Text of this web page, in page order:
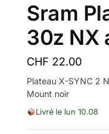
Sram
30z NX
CHF 22.00
Plateau X-SYNC 2
Mount noir
Livré le lun 10.08